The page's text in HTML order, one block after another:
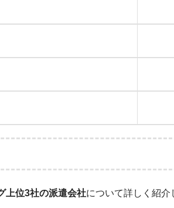
スフロー
上位3社の派遣会社について詳しく紹介